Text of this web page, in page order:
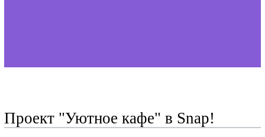
Проект "Уютное кафе" в Snap!